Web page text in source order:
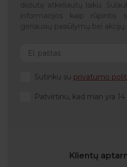
dėžutę atkeliautų laiku.
informacijos kaip rūpintis
geriausių pasiūlymų bei akcijų.
Sutinku su privatumo
Patvirtinu, kad man yra
Klientų